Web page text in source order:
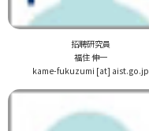
招聘研究員
福住 伸一
kame-fukuzumi [at] aist.go.jp